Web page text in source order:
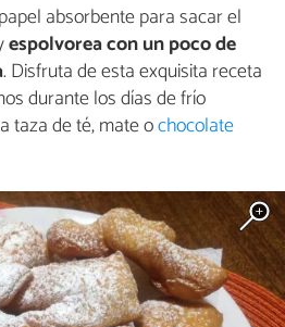
absorbente para sacar el
espolvorea con un poco de
. Disfruta de esta exquisita receta
durante los días de frío
taza de té, mate ochocolate